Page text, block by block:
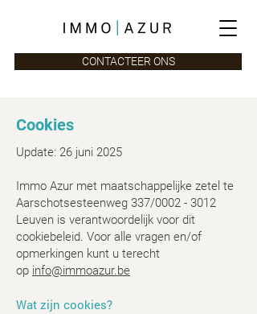
CONTACTEER ONS
Cookies
Update: 26 juni 2025
Immo Azur met maatschappelijke zetel te
Aarschotsesteenweg 337/0002 - 3012
Leuven is verantwoordelijk voor dit
cookiebeleid. Voor alle vragen en/of
opmerkingen kunt u terecht
op info@immoazur.be
Wat zijn cookies?